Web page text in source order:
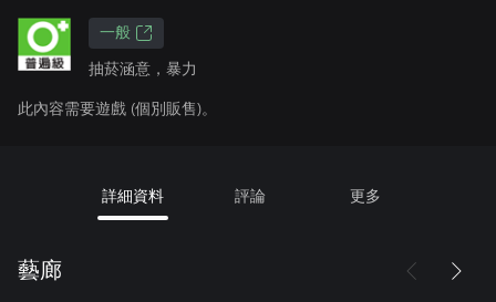
一般
抽菸涵意，暴力
此內容需要遊戲 (個別販售)。
詳細資料 評論 更多
藝廊